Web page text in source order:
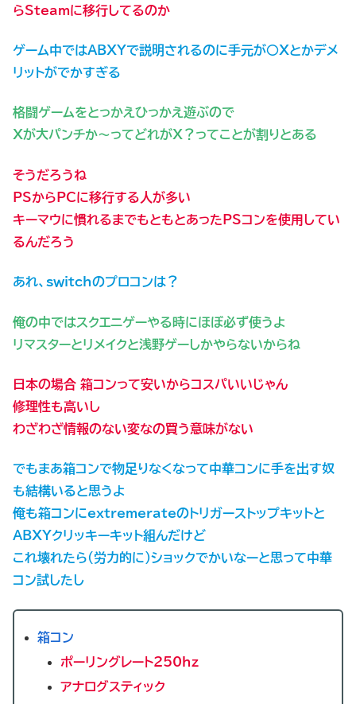
らSteamに移行してるのか
ゲーム中ではABXYで説明されるのに手元が○Ｘとかデメ
リットがでかすぎる
格闘ゲームをとっかえひっかえ遊ぶので
Ｘが大パンチか～ってどれがＸ？ってことが割りとある
そうだろうね
PSからPCに移行する人が多い
キーマウに慣れるまでもともとあったPSコンを使用してい
るんだろう
あれ、switchのプロコンは？
俺の中ではスクエニゲーやる時にほぼ必ず使うよ
リマスターとリメイクと浅野ゲーしかやらないからね
日本の場合 箱コンって安いからコスパいいじゃん
修理性も高いし
わざわざ情報のない変なの買う意味がない
でもまあ箱コンで物足りなくなって中華コンに手を出す奴
も結構いると思うよ
俺も箱コンにextremerateのトリガーストップキットと
ABXYクリッキーキット組んだけど
これ壊れたら（労力的に）ショックでかいなーと思って中華
コン試したし
箱コン
ポーリングレート250hz
アナログスティック